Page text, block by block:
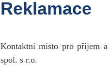
Reklamace
Kontaktní místo pro příjem
spol. s r.o.